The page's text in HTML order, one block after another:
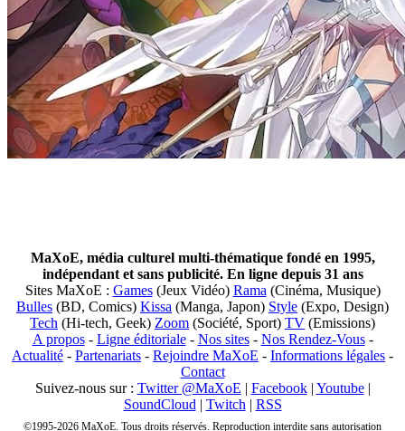
MaXoE, média culturel multi-thématique fondé en 1995,
indépendant et sans publicité. En ligne depuis 31 ans
Sites MaXoE : Games(Jeux Vidéo) Rama (Cinéma, Musique)
Bulles (BD, Comics) Kissa (Manga, Japon) Style (Expo, Design)
Tech (Hi-tech, Geek) Zoom (Société, Sport) TV (Emissions)
A propos- Ligne éditoriale- Nos sites- Nos Rendez-Vous-
Actualité - Partenariats - Rejoindre MaXoE - Informations légales -
Contact
Suivez-nous sur : Twitter @MaXoE | Facebook| Youtube|
SoundCloud | Twitch | RSS
©1995-2026 MaXoE. Tous droits réservés. Reproduction interdite sans autorisation